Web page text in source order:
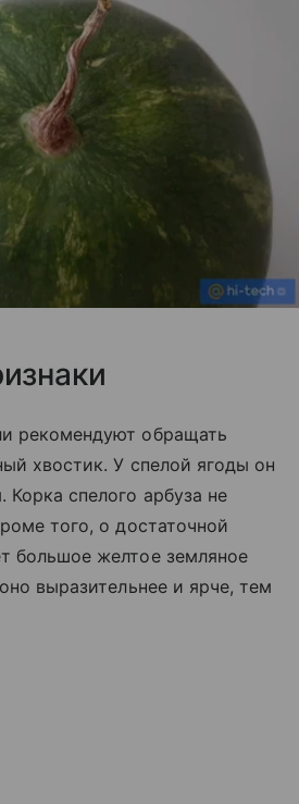
рекомендуют обращать
хвостик. У спелой ягоды он
спелого арбуза не
того, о достаточной
большое желтое земляное
выразительнее и ярче, тем